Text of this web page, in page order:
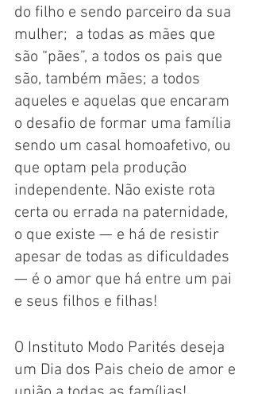
do filho e sendo parceiro da sua
mulher;  a todas as mães que
são “pães”, a todos os pais que
são, também mães; a todos
aqueles e aquelas que encaram
o desafio de formar uma família
sendo um casal homoafetivo, ou
que optam pela produção
independente. Não existe rota
certa ou errada na paternidade,
o que existe — e há de resistir
apesar de todas as dificuldades
— é o amor que há entre um pai
e seus filhos e filhas!
O Instituto Modo Parités deseja
um Dia dos Pais cheio de amor e